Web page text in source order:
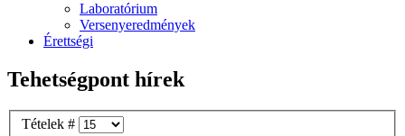
Laboratórium
Versenyeredmények
Érettségi
Tehetségpont hírek
Tételek #